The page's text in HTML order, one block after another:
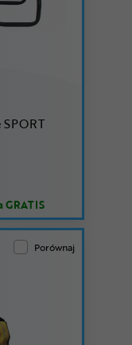
GRATIS
Porównaj